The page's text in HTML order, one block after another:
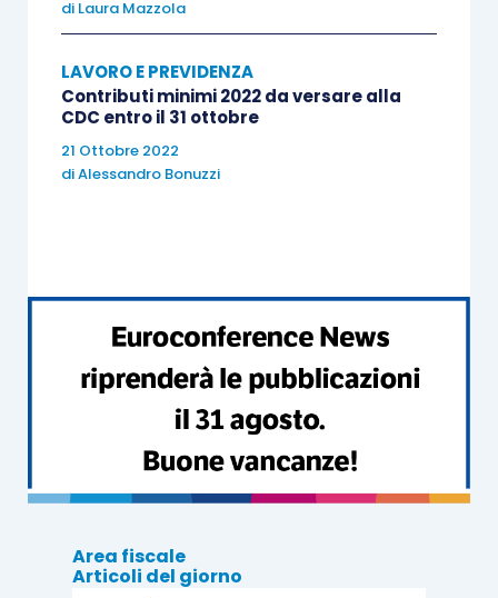
reddito minimaledi € 15.710 sono dovuti
sulla base delle aliquote previste fino al
limite della prima fascia di retribuzione
annua pensionabile pari, per l’anno 2018
ad€ 46.630
Aliquote, agevolazioni previste, reddito minimale
e massimale perla gestione artigianisono
riepilogate nelle seguente tabella:
21 ANNI
di Laura Mazzola
LAVORO E PREVIDENZA
Contributi minimi 2022 da versare alla
CDC entro il 31 ottobre
21 Ottobre 2022
diAlessandro Bonuzzi
Area fiscale
Articoli del giorno